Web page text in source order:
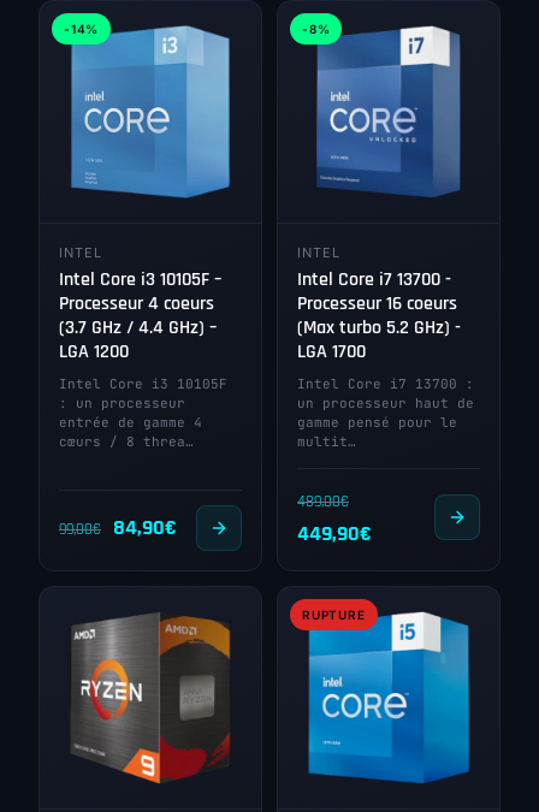
-14%
INTEL
Intel Core i3 10105F –
Processeur 4 coeurs
(3.7 GHz / 4.4 GHz) –
LGA 1200
Intel Core i3 10105F
: un processeur
entrée de gamme 4
cœurs / 8 threa…
99,00€
Le
initial
était :
99,00€.
84,90€
prix
actuel
est :
84,90€.
-8%
INTEL
Intel Core i7 13700 -
Processeur 16 coeurs
(Max turbo 5.2 GHz) -
LGA 1700
Intel Core i7 13700 :
un processeur haut de
gamme pensé pour le
multit…
489,00€
Le
prix
initial
était :
489,00€.
449,90€
prix
actuel
est :
449,90€.
RUPTURE